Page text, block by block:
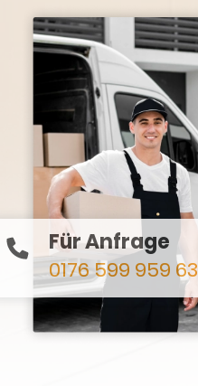
Für Anfrage
0176 599 959 63